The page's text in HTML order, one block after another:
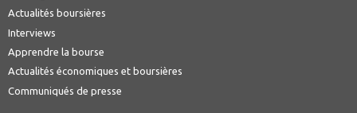
Actualités boursières
Interviews
Apprendre la bourse
Actualités économiques et boursières
Communiqués de presse